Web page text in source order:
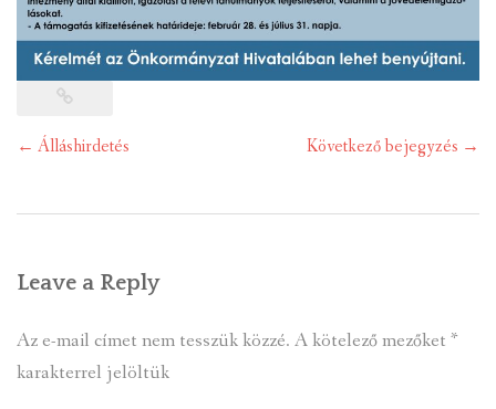
Post
← Álláshirdetés Következő bejegyzés →
Leave a Reply
Az e-mail címet nem tesszük közzé. A kötelező mezőket *
karakterrel jelöltük